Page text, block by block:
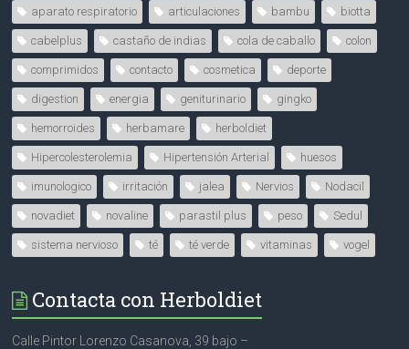
aparato respiratorio articulaciones bambu biotta
cabelplus castaño de indias cola de caballo colon
comprimidos contacto cosmetica deporte
digestion energia geniturinario gingko
hemorroides herbamare herboldiet
Hipercolesterolemia Hipertensión Arterial huesos
imunologico irritación jalea Nervios Nodacil
novadiet novaline parastil plus peso Sedul
sistema nervioso té té verde vitaminas vogel
Contacta con Herboldiet
Calle Pintor Lorenzo Casanova, 39 bajo –